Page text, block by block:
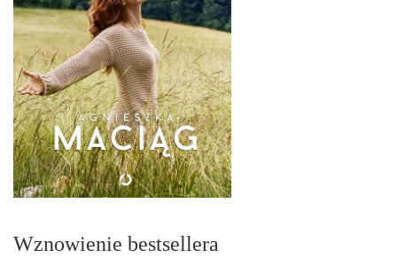
Wznowienie bestsellera